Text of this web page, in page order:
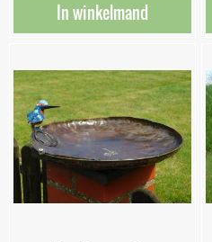
In winkelmand